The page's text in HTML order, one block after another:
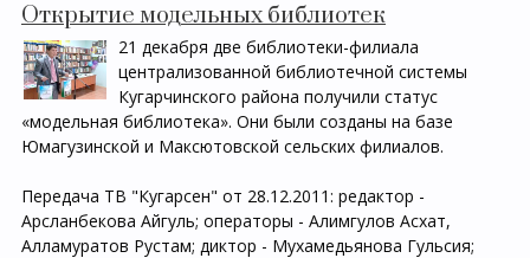
Открытие модельных библиотек
21 декабря две библиотеки-филиала
централизованной библиотечной системы
Кугарчинского района получили статус
«модельная библиотека». Они были созданы на базе
Юмагузинской и Максютовской сельских филиалов.
Передача ТВ "Кугарсен" от 28.12.2011: редактор -
Арсланбекова Айгуль; операторы - Алимгулов Асхат,
Алламуратов Рустам; диктор - Мухамедьянова Гульсия;